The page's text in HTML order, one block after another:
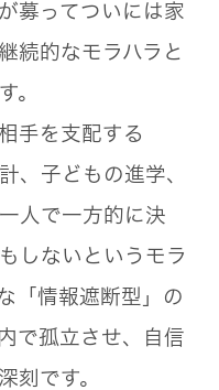
募ってついには家
続的なモラハラと
。
手を支配する
、子どもの進学、
人で一方的に決
しないというモラ
「情報遮断型」の
で孤立させ、自信
刻です。